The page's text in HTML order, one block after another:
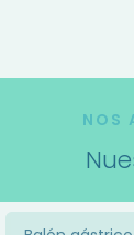
NOS